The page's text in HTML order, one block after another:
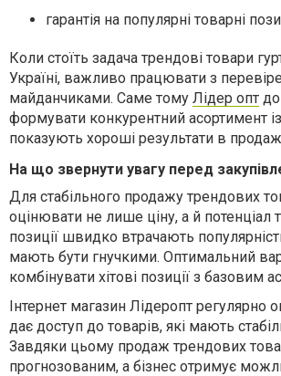
гарантія на популярні товарні
Коли стоїть задача трендові товари
Україні, важливо працювати з
майданчиками. Саме тому Лідер опт
формувати конкурентний асортимент
показують хороші результати в
На що звернути увагу перед
Для стабільного продажу трендових
оцінювати не лише ціну, а й потенціал
позиції швидко втрачають
мають бути гнучкими. Оптимальний
комбінувати хітові позиції з базовим
Інтернет магазин Лідеропт регулярно
дає доступ до товарів, які мають
Завдяки цьому продаж трендових
прогнозованим, а бізнес отримує